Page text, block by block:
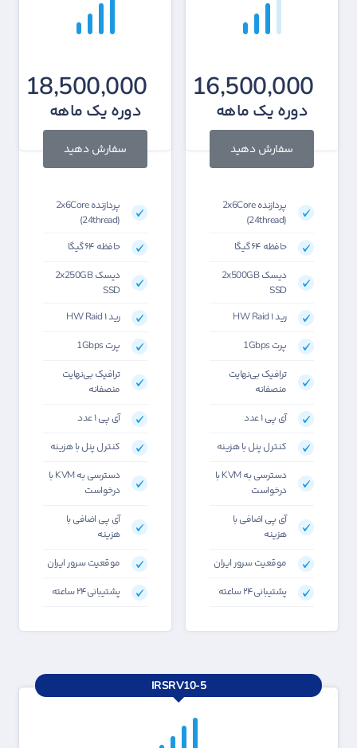
16,500,000
دوره یک ماهه
سفارش دهید
پردازنده 2x6Core
(24thread)
حافظه ۶۴گیگا
دیسک 2x500GB
SSD
رید HW Raid ۱
پرت 1Gbps
ترافیک بی‌نهایت
منصفانه
آی پی ۱ عدد
کنترل پنل با هزینه
دسترسی به KVM با
درخواست
آی پی اضافی با
هزینه
موقعیت سرور ایران
پشتیبانی۲۴ ساعته
18,500,000
دوره یک ماهه
سفارش دهید
پردازنده 2x6Core
(24thread)
حافظه ۶۴گیگا
دیسک 2x250GB
SSD
رید HW Raid ۱
پرت 1Gbps
ترافیک بی‌نهایت
منصفانه
آی پی ۱ عدد
کنترل پنل با هزینه
دسترسی به KVM با
درخواست
آی پی اضافی با
هزینه
موقعیت سرور ایران
پشتیبانی۲۴ ساعته
IRSRV10-5